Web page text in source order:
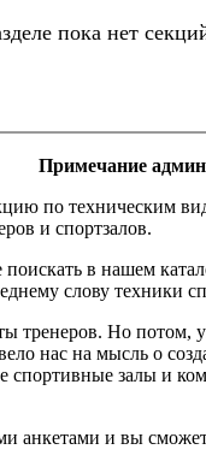
пока нет
Примечание
по техническим
и спортзалов.
в нашем
слову техники
тренеров. Но
нас на мысль о
спортивные залы
и вы